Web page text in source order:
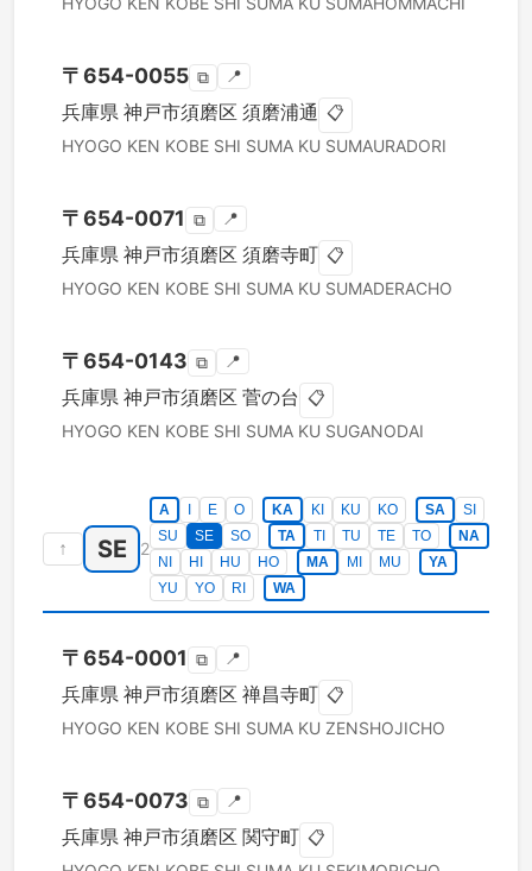
〒654-0055 ⧉ 📍
兵庫県 神戸市須磨区 須磨浦通 📋
HYOGO KEN KOBE SHI SUMA KU SUMAURADORI
〒654-0071 ⧉ 📍
兵庫県 神戸市須磨区 須磨寺町 📋
HYOGO KEN KOBE SHI SUMA KU SUMADERACHO
〒654-0143 ⧉ 📍
兵庫県 神戸市須磨区 菅の台 📋
HYOGO KEN KOBE SHI SUMA KU SUGANODAI
↑ SE 2
A E O KA KI KU KO SA
SI
SU
SE SO TA TI TU TE TO
NA
NI
HI HU HO MA MI MU
YA
YU
YO RI WA
〒654-0001 ⧉ 📍
兵庫県 神戸市須磨区 禅昌寺町 📋
HYOGO KEN KOBE SHI SUMA KU ZENSHOJICHO
〒654-0073 ⧉ 📍
兵庫県 神戸市須磨区 関守町 📋